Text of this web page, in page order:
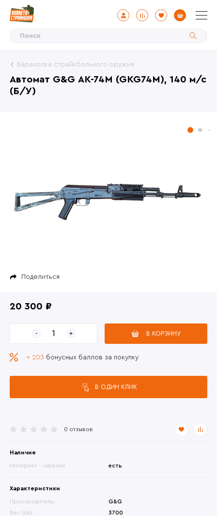
Автомат G&G АК-74М (GKG74M), 140 м/с
(Б/У)
Барахолка страйкбольного оружия
Поделиться
0 отзывов
Наличие
Интернет - магазин есть
Характеристики
Производитель:
G&G
Вес (гр):
3700
20 300 ₽
В КОРЗИНУ
+ 203 бонусных баллов за покупку
В ОДИН КЛИК